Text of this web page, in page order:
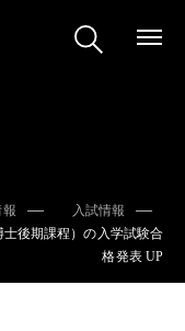
報
入試情報
後期課程）の入学試験合
格発表 UP